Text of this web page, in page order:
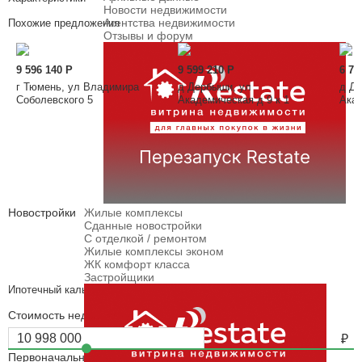
Новости недвижимости
Агентства недвижимости
Отзывы и форум
Новостройки
Жилые комплексы
Сданные новостройки
С отделкой / ремонтом
Жилые комплексы эконом
ЖК комфорт класса
Застройщики
Похожие предложения
9 596 140 Р
г Тюмень, ул Владимира
Соболевского 5
9 599 210 Р
д Дербыши, ул
Академическая д 9 к 1
6
д
Ипотечный калькулятор
Стоимость недвижимости
Первоначальный взнос